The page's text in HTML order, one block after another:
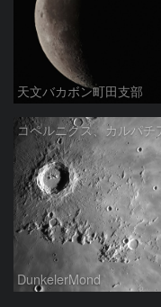
天文バカボン町田支部
DunkelerMond